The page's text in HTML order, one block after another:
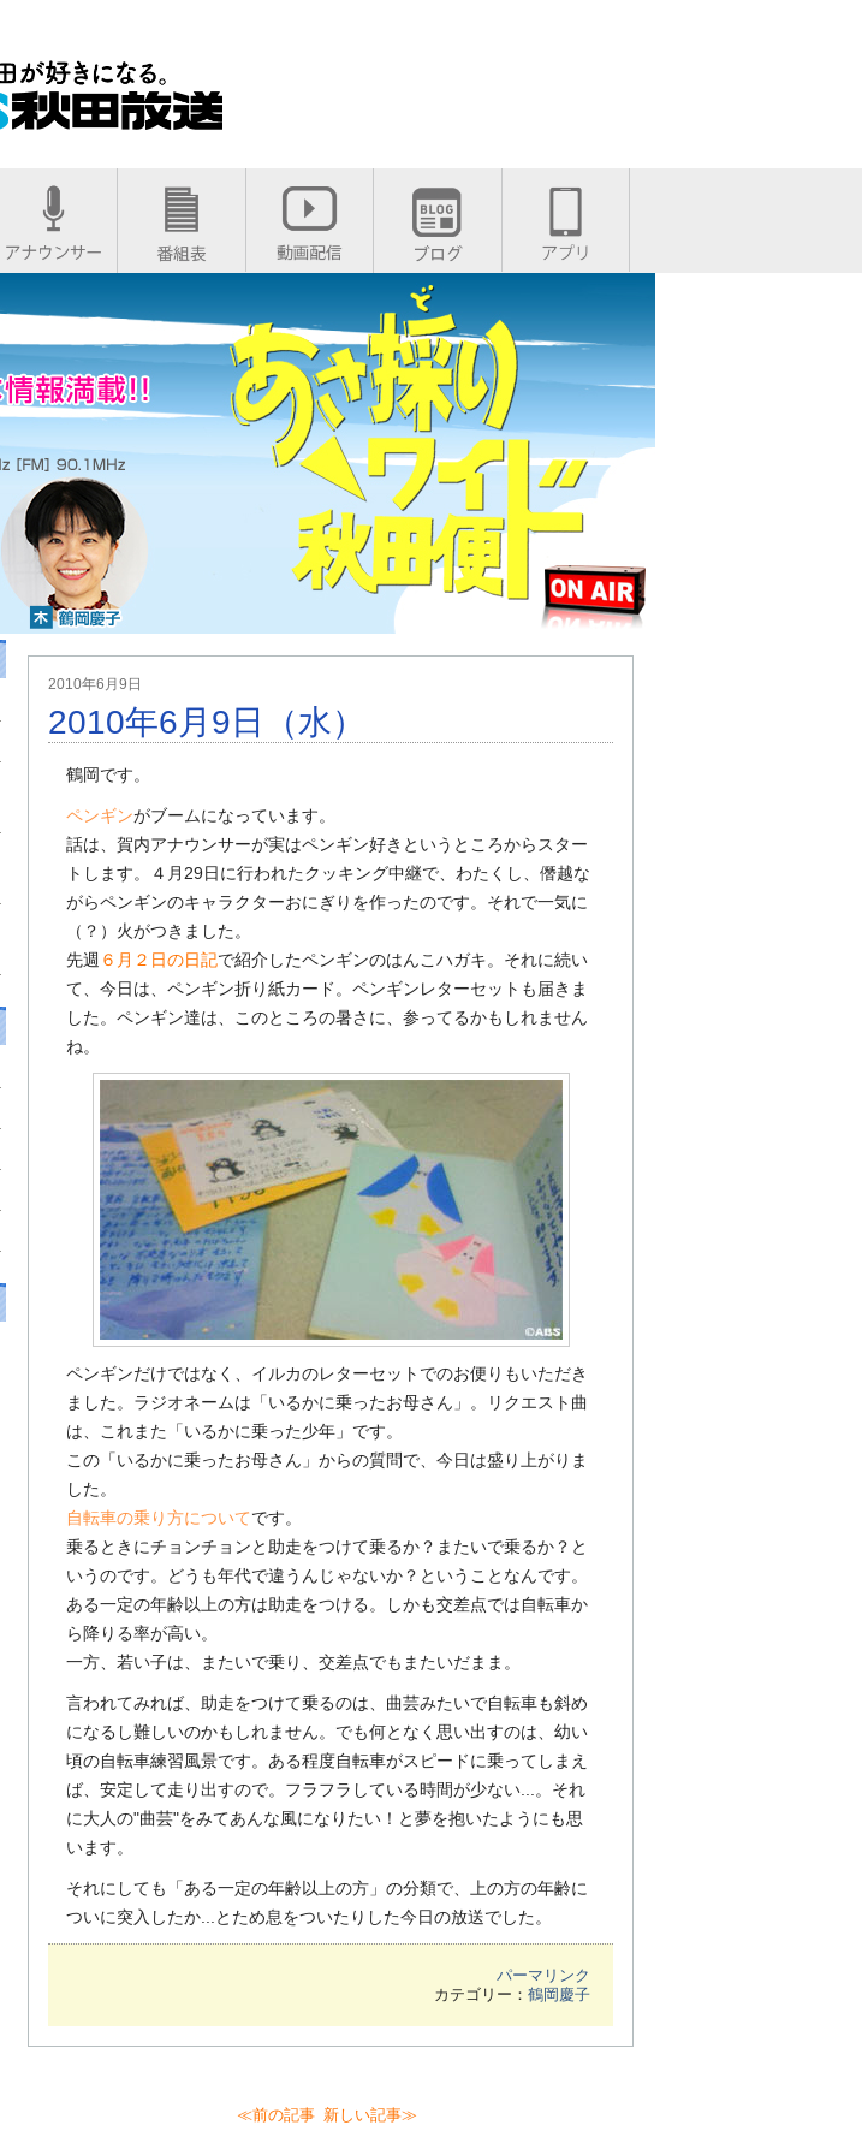
2010年6月9日
2010年6月9日（水）
鶴岡です。
ペンギンがブームになっています。
話は、賀内アナウンサーが実はペンギン好きというところからスター
トします。４月29日に行われたクッキング中継で、わたくし、僭越な
がらペンギンのキャラクターおにぎりを作ったのです。それで一気に
（？）火がつきました。
先週 ６月２日の日記で紹介したペンギンのはんこハガキ。それに続い
て、今日は、ペンギン折り紙カード。ペンギンレターセットも届きま
した。ペンギン達は、このところの暑さに、参ってるかもしれません
ね。
ペンギンだけではなく、イルカのレターセットでのお便りもいただき
ました。ラジオネームは「いるかに乗ったお母さん」。リクエスト曲
は、これまた「いるかに乗った少年」です。
この「いるかに乗ったお母さん」からの質問で、今日は盛り上がりま
した。
自転車の乗り方についてです。
乗るときにチョンチョンと助走をつけて乗るか？またいで乗るか？と
いうのです。どうも年代で違うんじゃないか？ということなんです。
ある一定の年齢以上の方は助走をつける。しかも交差点では自転車か
ら降りる率が高い。
一方、若い子は、またいで乗り、交差点でもまたいだまま。
言われてみれば、助走をつけて乗るのは、曲芸みたいで自転車も斜め
になるし難しいのかもしれません。でも何となく思い出すのは、幼い
頃の自転車練習風景です。ある程度自転車がスピードに乗ってしまえ
ば、安定して走り出すので。フラフラしている時間が少ない...。それ
に大人の"曲芸"をみてあんな風になりたい！と夢を抱いたようにも思
います。
それにしても「ある一定の年齢以上の方」の分類で、上の方の年齢に
ついに突入したか...とため息をついたりした今日の放送でした。
パーマリンク
カテゴリー： 鶴岡慶子
≪前の記事 新しい記事≫